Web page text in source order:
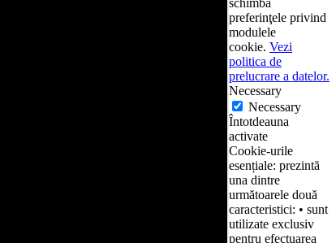
preferinţele privind
modulele
cookie. Vezi
politica de
prelucrare a datelor.
Necessary
Necessary
Întotdeauna
activate
Cookie-urile
esențiale: prezintă
una dintre
următoarele două
caracteristici: • sunt
utilizate exclusiv
pentru efectuarea